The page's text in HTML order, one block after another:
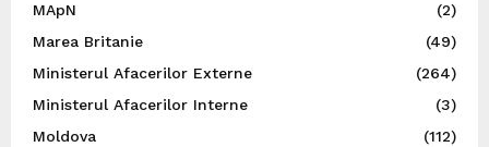
MApN
(2)
Marea Britanie
(49)
Ministerul Afacerilor Externe
(264)
Ministerul Afacerilor Interne
(3)
Moldova
(112)